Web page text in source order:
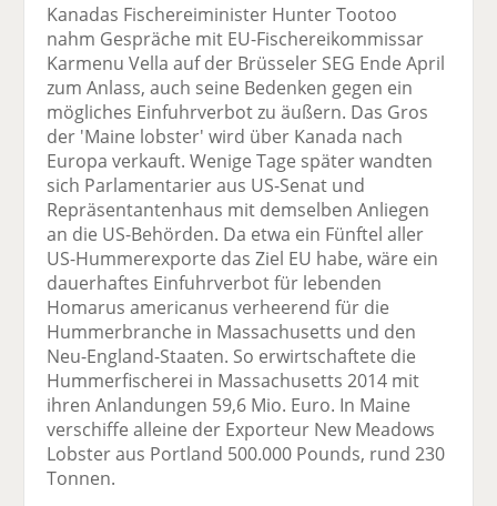
Kanadas Fischereiminister Hunter Tootoo
nahm Gespräche mit EU-Fischereikommissar
Karmenu Vella auf der Brüsseler SEG Ende April
zum Anlass, auch seine Bedenken gegen ein
mögliches Einfuhrverbot zu äußern. Das Gros
der 'Maine lobster' wird über Kanada nach
Europa verkauft. Wenige Tage später wandten
sich Parlamentarier aus US-Senat und
Repräsentantenhaus mit demselben Anliegen
an die US-Behörden. Da etwa ein Fünftel aller
US-Hummerexporte das Ziel EU habe, wäre ein
dauerhaftes Einfuhrverbot für lebenden
Homarus americanus verheerend für die
Hummerbranche in Massachusetts und den
Neu-England-Staaten. So erwirtschaftete die
Hummerfischerei in Massachusetts 2014 mit
ihren Anlandungen 59,6 Mio. Euro. In Maine
verschiffe alleine der Exporteur New Meadows
Lobster aus Portland 500.000 Pounds, rund 230
Tonnen.